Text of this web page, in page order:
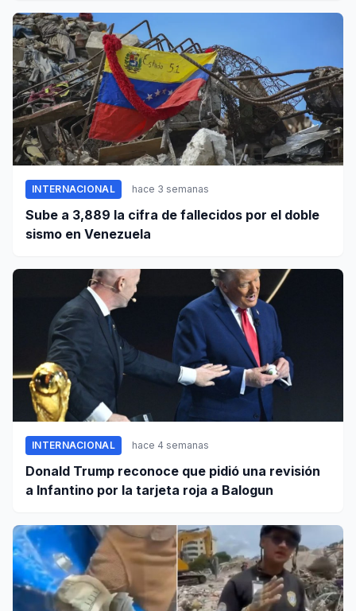
INTERNACIONAL hace 3 semanas
Sube a 3,889 la cifra de fallecidos por el doble
sismo en Venezuela
INTERNACIONAL hace 4 semanas
Donald Trump reconoce que pidió una revisión
a Infantino por la tarjeta roja a Balogun